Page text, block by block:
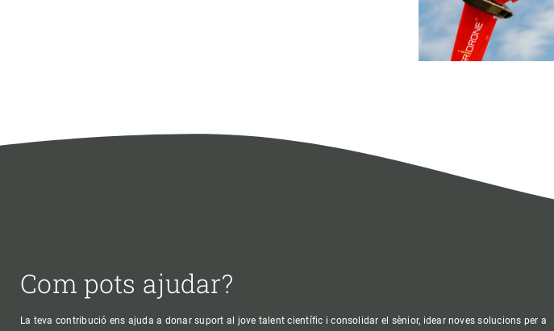
Com pots ajudar?
La teva contribució ens ajuda a donar suport al jove talent científic i consolidar el sènior, idear noves solucions per a